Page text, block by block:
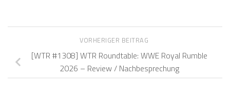
VORHERIGER BEITRAG
[WTR #1308] WTR Roundtable: WWE Royal Rumble
2026 – Review / Nachbesprechung